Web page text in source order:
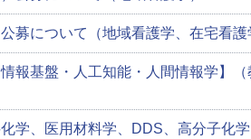
募について（地域看護学、在宅看護
基盤・人工知能・人間情報学】（
学、医用材料学、DDS、高分子化